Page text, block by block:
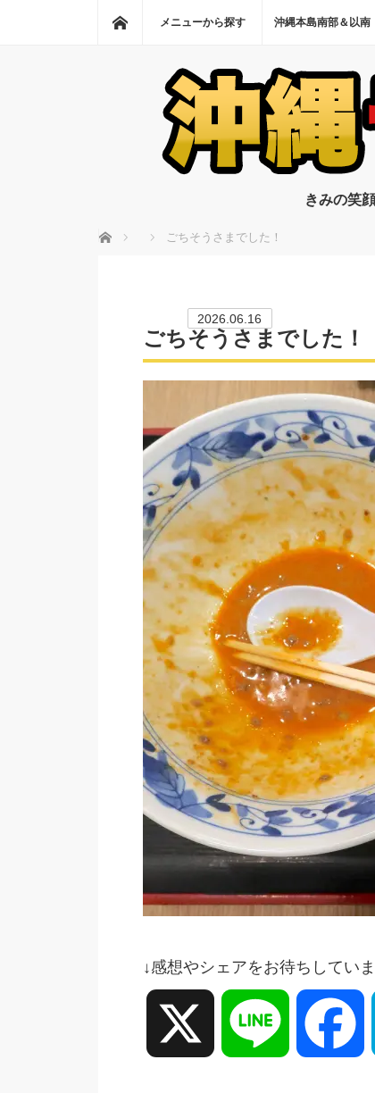
ホーム
メニューから探す 沖縄本島南部＆以南
きみの笑
ホーム ごちそうさまでした！
2026.06.16
ごちそうさまでした！
↓感想やシェアをお待ちしていま
Line